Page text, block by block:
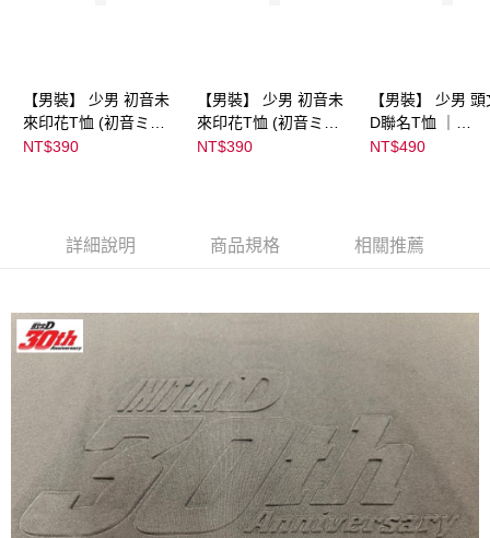
【男裝】 少男 初音未
來印花T恤 (初音ミク)
｜
NT$390
【男裝】 少男 初音未
來印花T恤 (初音ミク)
｜
NT$390
【男裝】 少男
D聯名T恤 ｜
NT$490
詳細說明 商品規格 相關推薦